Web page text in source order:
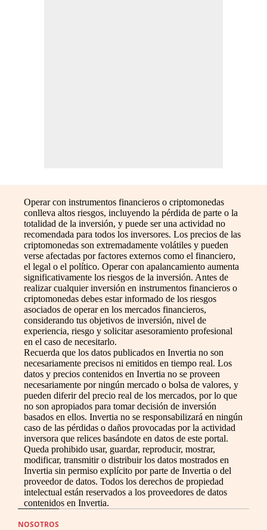
Operar con instrumentos financieros o criptomonedas
conlleva altos riesgos, incluyendo la pérdida de parte o la
totalidad de la inversión, y puede ser una actividad no
recomendada para todos los inversores. Los precios de las
criptomonedas son extremadamente volátiles y pueden
verse afectadas por factores externos como el financiero,
el legal o el político. Operar con apalancamiento aumenta
significativamente los riesgos de la inversión. Antes de
realizar cualquier inversión en instrumentos financieros o
criptomonedas debes estar informado de los riesgos
asociados de operar en los mercados financieros,
considerando tus objetivos de inversión, nivel de
experiencia, riesgo y solicitar asesoramiento profesional
en el caso de necesitarlo.
Recuerda que los datos publicados en Invertia no son
necesariamente precisos ni emitidos en tiempo real. Los
datos y precios contenidos en Invertia no se proveen
necesariamente por ningún mercado o bolsa de valores, y
pueden diferir del precio real de los mercados, por lo que
no son apropiados para tomar decisión de inversión
basados en ellos. Invertia no se responsabilizará en ningún
caso de las pérdidas o daños provocadas por la actividad
inversora que relices basándote en datos de este portal.
Queda prohibido usar, guardar, reproducir, mostrar,
modificar, transmitir o distribuir los datos mostrados en
Invertia sin permiso explícito por parte de Invertia o del
proveedor de datos. Todos los derechos de propiedad
intelectual están reservados a los proveedores de datos
contenidos en Invertia.
NOSOTROS